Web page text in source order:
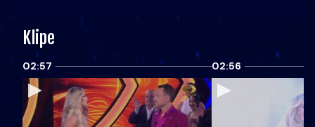
Klipe
02:57 02:56